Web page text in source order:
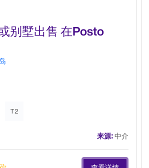
别墅出售 在Posto
T2
来源:中介